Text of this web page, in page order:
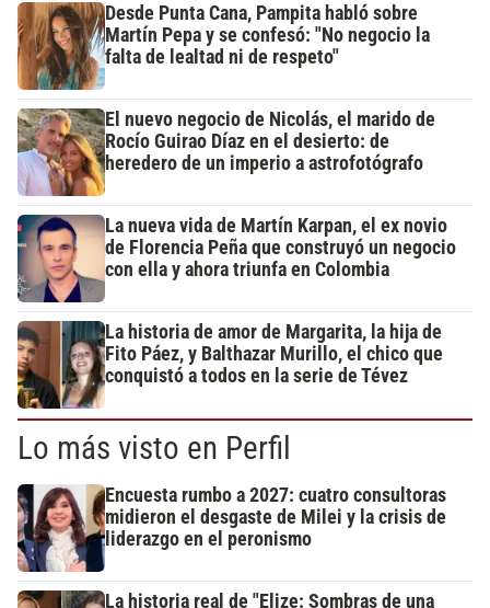
Desde Punta Cana, Pampita habló sobre
Martín Pepa y se confesó: "No negocio la
falta de lealtad ni de respeto"
El nuevo negocio de Nicolás, el marido de
Rocío Guirao Díaz en el desierto: de
heredero de un imperio a astrofotógrafo
La nueva vida de Martín Karpan, el ex novio
de Florencia Peña que construyó un negocio
con ella y ahora triunfa en Colombia
La historia de amor de Margarita, la hija de
Fito Páez, y Balthazar Murillo, el chico que
conquistó a todos en la serie de Tévez
Lo más visto en Perfil
Encuesta rumbo a 2027: cuatro consultoras
midieron el desgaste de Milei y la crisis de
liderazgo en el peronismo
La historia real de "Elize: Sombras de una